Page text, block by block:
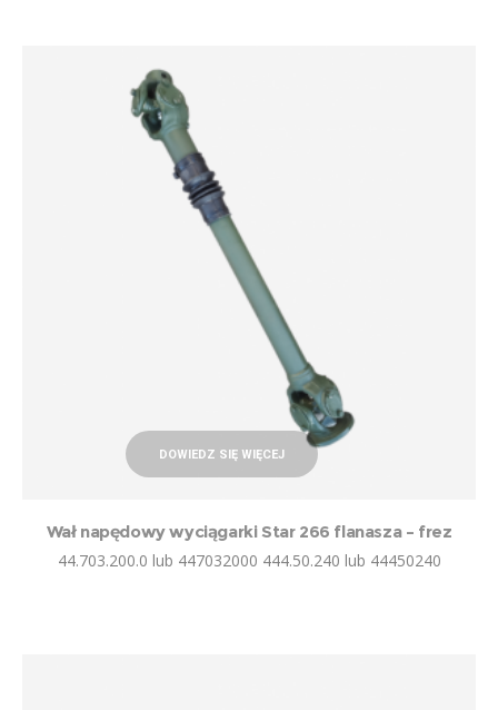
DOWIEDZ SIĘ WIĘCEJ
Wał napędowy wyciągarki Star 266 flanasza – frez
44.703.200.0 lub 447032000 444.50.240 lub 44450240